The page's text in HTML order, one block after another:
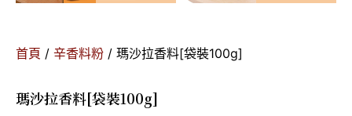
首頁 / 辛香料粉 / 瑪沙拉香料[袋裝100g]
瑪沙拉香料[袋裝100g]